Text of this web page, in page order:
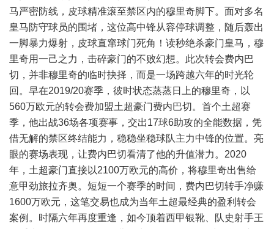
马严密防线，皮球精准滚至禁区内的穆里奇脚下。面对多名
皇马防守球员的围堵，这位高中锋从容停球调整，随后轰出
一脚暴力爆射，皮球直窜球门死角！读秒绝杀豪门皇马，穆
里奇用一己之力，击碎豪门的不败幻想。此次转会费内巴
切，并非穆里奇的临时抉择，而是一场跨越六年的时光轮
回。早在2019/20赛季，彼时状态蒸蒸日上的穆里奇，以
560万欧元的转会费加盟土超豪门费内巴切。首个土超赛
季，他出战36场各项赛事，交出17球6助攻的全能数据，凭
借无解的禁区终结能力，稳稳坐稳球队主力中锋的位置。亮
眼的赛场表现，让费内巴切看清了他的升值潜力。2020
年，土超豪门直接以2100万欧元的高价，将穆里奇出售给
意甲劲旅拉齐奥。短短一个赛季的时间，费内巴切转手净赚
1600万欧元，这笔交易也成为当年土超最经典的盈利转会
案例。时隔六年再度重逢，如今顶着西甲银靴、队史射手王